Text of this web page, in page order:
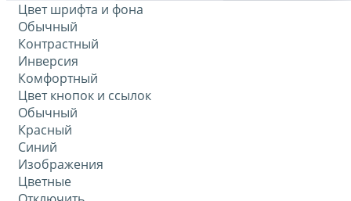
Цвет шрифта и фона
Обычный
Контрастный
Инверсия
Комфортный
Цвет кнопок и ссылок
Обычный
Красный
Синий
Изображения
Цветные